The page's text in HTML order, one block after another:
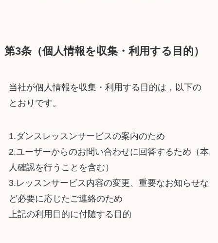
第3条（個人情報を収集・利用する目的）
当社が個人情報を収集・利用する目的は，以下の
とおりです。
1.ダンスレッスンサービスの案内のため
2.ユーザーからのお問い合わせに回答するため（本
人確認を行うことを含む）
3.レッスンサービス内容の変更、重要なお知らせな
ど必要に応じたご連絡のため
上記の利用目的に付随する目的